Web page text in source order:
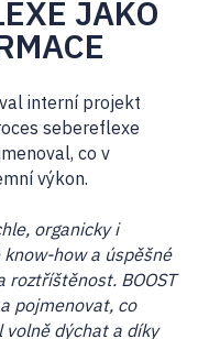
JAKO
interní projekt
sebereflexe
co v
výkon.
organicky i
how a úspěšné
BOOST
pojmenovat, co
dýchat a díky